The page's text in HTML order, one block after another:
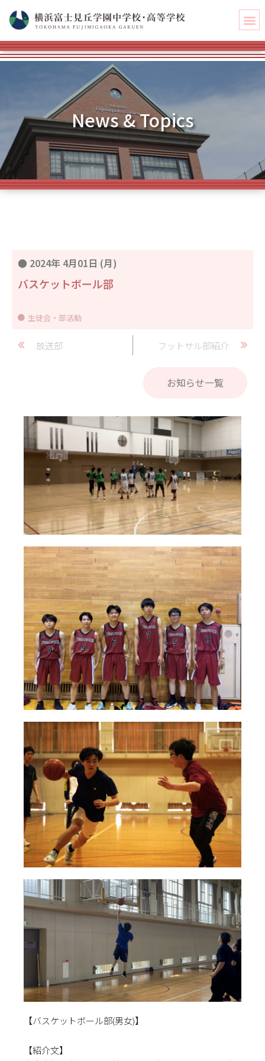
News & Topics
● 2024年 4月01日 (月)
バスケットボール部
生徒会・部活動
放送部 フットサル部紹介
お知らせ一覧
【バスケットボール部(男女)】
【紹介文】